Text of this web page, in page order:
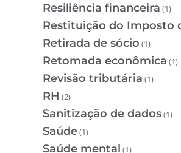
Resiliência financeira (1)
Restituição do Imposto
Retirada de sócio (1)
Retomada econômica (1)
Revisão tributária (1)
RH (2)
Sanitização de dados(1)
Saúde(1)
Saúde mental (1)